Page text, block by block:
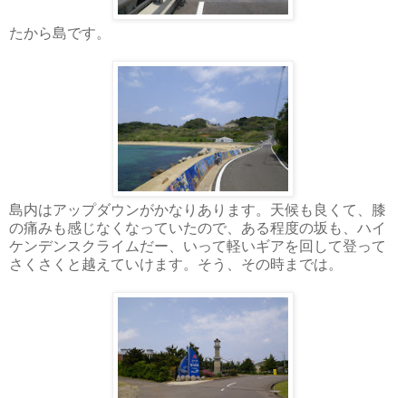
たから島です。
島内はアップダウンがかなりあります。天候も良くて、膝
の痛みも感じなくなっていたので、ある程度の坂も、ハイ
ケンデンスクライムだー、いって軽いギアを回して登って
さくさくと越えていけます。そう、その時までは。